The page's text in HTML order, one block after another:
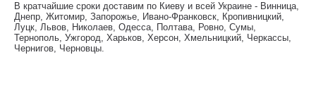
В кратчайшие сроки доставим по Киеву и всей Украине - Винница,
Днепр, Житомир, Запорожье, Ивано-Франковск, Кропивницкий,
Луцк, Львов, Николаев, Одесса, Полтава, Ровно, Сумы,
Тернополь, Ужгород, Харьков, Херсон, Хмельницкий, Черкассы,
Чернигов, Черновцы.